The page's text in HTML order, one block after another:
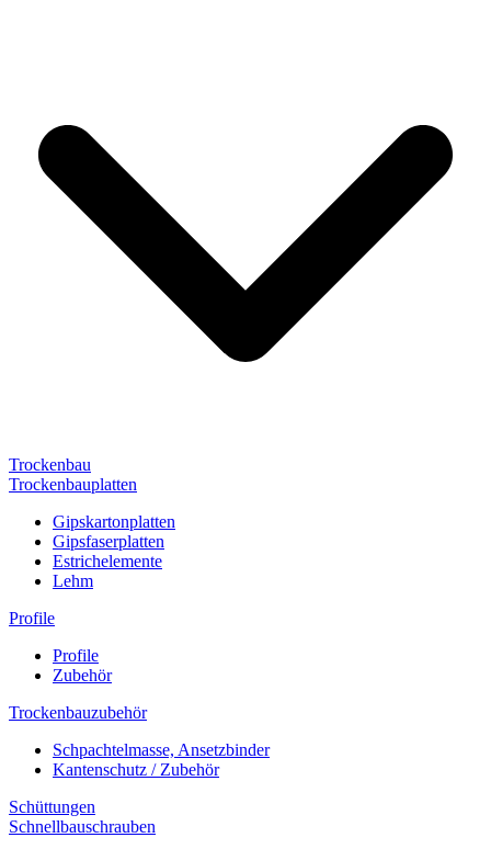
Trockenbau
Trockenbauplatten
Gipskartonplatten
Gipsfaserplatten
Estrichelemente
Lehm
Profile
Profile
Zubehör
Trockenbauzubehör
Schpachtelmasse, Ansetzbinder
Kantenschutz / Zubehör
Schüttungen
Schnellbauschrauben